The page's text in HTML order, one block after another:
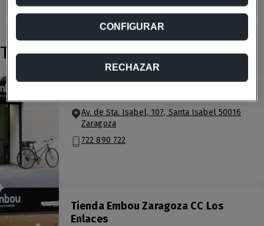
Tiendas cercanas
Av. de Sta. Isabel, 107, Santa Isabel 50016
Zaragoza
722 890 722
Tienda Embou Zaragoza CC Los
Enlaces
RECHAZAR
CONFIGURAR